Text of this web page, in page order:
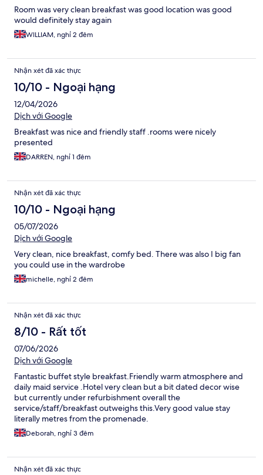
Room was very clean breakfast was good location was good
would definitely stay again
WILLIAM, nghỉ 2 đêm
Nhận xét đã xác thực
10/10 - Ngoại hạng
12/04/2026
Dịch với Google
Breakfast was nice and friendly staff .rooms were nicely
presented
DARREN, nghỉ 1 đêm
Nhận xét đã xác thực
10/10 - Ngoại hạng
05/07/2026
Dịch với Google
Very clean, nice breakfast, comfy bed. There was also I big fan
you could use in the wardrobe
michelle, nghỉ 2 đêm
Nhận xét đã xác thực
8/10 - Rất tốt
07/06/2026
Dịch với Google
Fantastic buffet style breakfast.Friendly warm atmosphere and
daily maid service .Hotel very clean but a bit dated decor wise
but currently under refurbishment overall the
service/staff/breakfast outweighs this.Very good value stay
literally metres from the promenade.
Deborah, nghỉ 3 đêm
Nhận xét đã xác thực